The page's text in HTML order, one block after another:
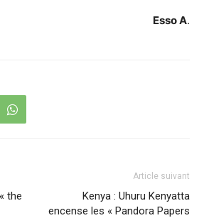
Esso A.
the
Article suivant
Kenya : Uhuru Kenyatta
encense les « Pandora Papers